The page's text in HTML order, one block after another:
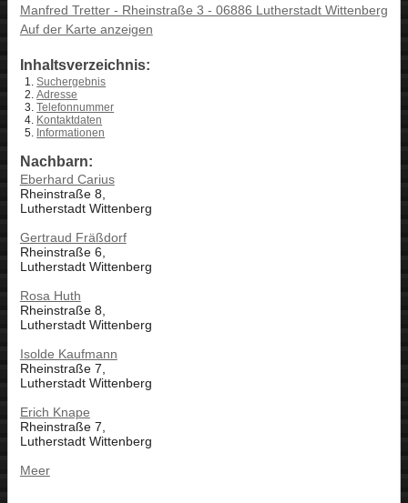
Manfred Tretter - Rheinstraße 3 - 06886 Lutherstadt Wittenberg
Auf der Karte anzeigen
Inhaltsverzeichnis:
Suchergebnis
Adresse
Telefonnummer
Kontaktdaten
Informationen
Nachbarn:
Eberhard Carius
Rheinstraße 8,
Lutherstadt Wittenberg
Gertraud Fräßdorf
Rheinstraße 6,
Lutherstadt Wittenberg
Rosa Huth
Rheinstraße 8,
Lutherstadt Wittenberg
Isolde Kaufmann
Rheinstraße 7,
Lutherstadt Wittenberg
Erich Knape
Rheinstraße 7,
Lutherstadt Wittenberg
Meer